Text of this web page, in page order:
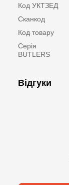
Код УКТЗЕД
Сканкод
Код товару
Серія
BUTLERS
Відгуки